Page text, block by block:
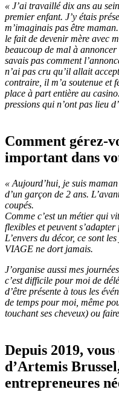
« J’ai travaillé dix ans au
premier enfant. J’y étais
m’imaginais pas être
le fait de devenir mère avec
beaucoup de mal à
savais pas comment
n’ai pas cru qu’il allait
contraire, il m’a soutenue et
place à part entière au
pressions qui n’ont pas lieu
Comment gérez-
important dans
« Aujourd’hui, je suis
d’un garçon de 2 ans.
coupés.
Comme c’est un métier qui
flexibles et peuvent
L’envers du décor, ce sont
VIAGE ne dort jamais.
J’organise aussi mes
c’est difficile pour moi de
d’être présente à tous les
de temps pour moi, même
touchant ses cheveux) ou
Depuis 2019,
d’Artemis
entrepreneures